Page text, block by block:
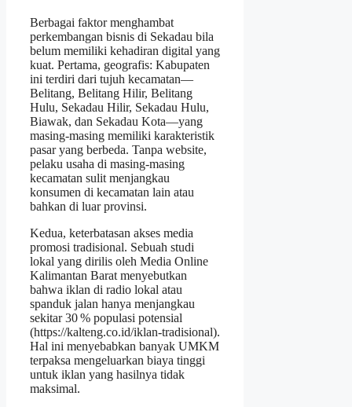
Berbagai faktor menghambat
perkembangan bisnis di Sekadau bila
belum memiliki kehadiran digital yang
kuat. Pertama, geografis: Kabupaten
ini terdiri dari tujuh kecamatan—
Belitang, Belitang Hilir, Belitang
Hulu, Sekadau Hilir, Sekadau Hulu,
Biawak, dan Sekadau Kota—yang
masing‑masing memiliki karakteristik
pasar yang berbeda. Tanpa website,
pelaku usaha di masing‑masing
kecamatan sulit menjangkau
konsumen di kecamatan lain atau
bahkan di luar provinsi.
Kedua, keterbatasan akses media
promosi tradisional. Sebuah studi
lokal yang dirilis oleh Media Online
Kalimantan Barat menyebutkan
bahwa iklan di radio lokal atau
spanduk jalan hanya menjangkau
sekitar 30 % populasi potensial
(https://kalteng.co.id/iklan-tradisional).
Hal ini menyebabkan banyak UMKM
terpaksa mengeluarkan biaya tinggi
untuk iklan yang hasilnya tidak
maksimal.